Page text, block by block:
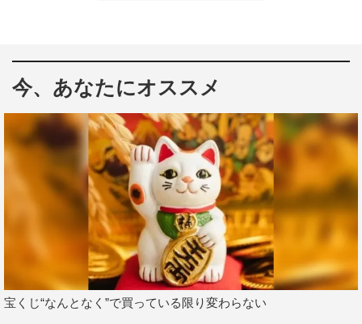
J.Y. Parkは『Nizi Project』で参加者とコミュニケーション
を取るため、日本語を勉強していたと明かす。
そんな『Nizi Project』に参加していた彼女たちの目が輝い
ている理由は一体何なのか。既に目の輝きを失ってしまっ
たと語るマツコは、どうしたら彼女たちのように目が輝く
ようになるのかと疑問を投げかける。
いっぽう、デビューのきっかけを聞かれたJ.Y. Parkは、も
ともと歌手を志してはおらず、自分に音楽の才能があると
も思っていなかったと回答。大学2年のころ、クラブに遊
びに行った際に有名歌手のバックダンサーとしてスカウト
されたことがデビューのきっかけだと話し、自身の職業観
今、あなたにオススメ
宝くじ“なんとなく”で買っている限り変わらない